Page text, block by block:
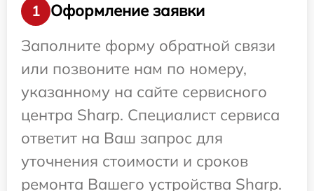
1
Оформление заявки
Заполните форму обратной связи
или позвоните нам по номеру,
указанному на сайте сервисного
центра Sharp. Специалист сервиса
ответит на Ваш запрос для
уточнения стоимости и сроков
ремонта Вашего устройства Sharp.